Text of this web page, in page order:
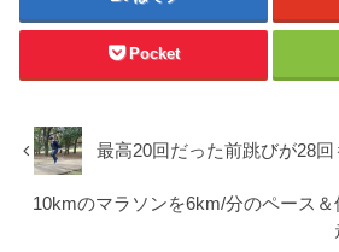
Pocket
最高20回だった前跳びが28回
10kmのマラソンを6km/分のペース